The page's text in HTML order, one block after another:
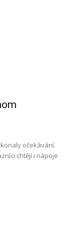
očekávání.
chtějí i nápoje